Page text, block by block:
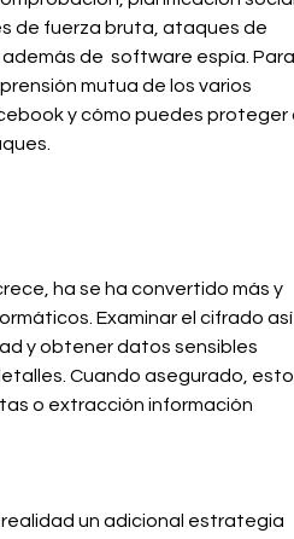
de fuerza bruta, ataques de
de  software espía. Para
mutua de los varios
y cómo puedes proteger
ha se ha convertido más y
Examinar el cifrado así
y obtener datos sensibles
Cuando asegurado,
o extracción información
un adicional estrategia